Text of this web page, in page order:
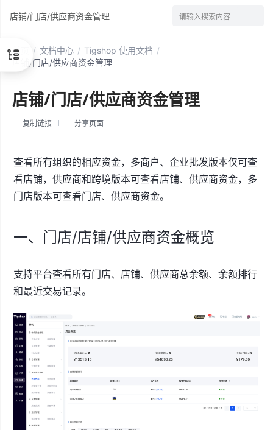
首页 / 文档中心 / Tigshop 使用文档 /
店铺/门店/供应商资金管理
店铺/门店/供应商资金管理
复制链接 分享页面
查看所有组织的相应资金，多商户、企业批发版本仅可查
看店铺，供应商和跨境版本可查看店铺、供应商资金，多
门店版本可查看门店、供应商资金。
一、门店/店铺/供应商资金概览
支持平台查看所有门店、店铺、供应商总余额、余额排行
和最近交易记录。
店铺/门店/供应商资金管理 请输入搜索内容